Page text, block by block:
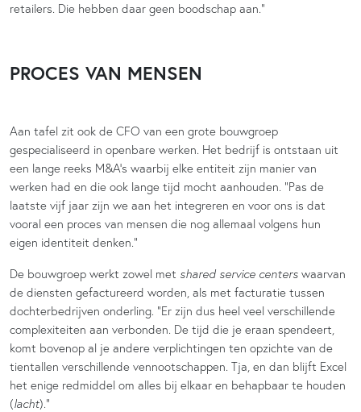
retailers. Die hebben daar geen boodschap aan.”
PROCES VAN MENSEN
Aan tafel zit ook de CFO van een grote bouwgroep
gespecialiseerd in openbare werken. Het bedrijf is ontstaan uit
een lange reeks M&A’s waarbij elke entiteit zijn manier van
werken had en die ook lange tijd mocht aanhouden. “Pas de
laatste vijf jaar zijn we aan het integreren en voor ons is dat
vooral een proces van mensen die nog allemaal volgens hun
eigen identiteit denken.”
De bouwgroep werkt zowel met shared service centers waarvan
de diensten gefactureerd worden, als met facturatie tussen
dochterbedrijven onderling. “Er zijn dus heel veel verschillende
complexiteiten aan verbonden. De tijd die je eraan spendeert,
komt bovenop al je andere verplichtingen ten opzichte van de
tientallen verschillende vennootschappen. Tja, en dan blijft Excel
het enige redmiddel om alles bij elkaar en behapbaar te houden
(lacht) .”